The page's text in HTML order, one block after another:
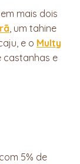
mais dois
, um tahine
e o Multy
castanhas e
com 5% de